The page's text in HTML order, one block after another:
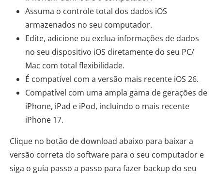
Assuma o controle total dos dados iOS
armazenados no seu computador.
Edite, adicione ou exclua informações de dados
no seu dispositivo iOS diretamente do seu PC/
Mac com total flexibilidade.
É compatível com a versão mais recente iOS 26.
Compatível com uma ampla gama de gerações de
iPhone, iPad e iPod, incluindo o mais recente
iPhone 17.
Clique no botão de download abaixo para baixar a
versão correta do software para o seu computador e
siga o guia passo a passo para fazer backup do seu